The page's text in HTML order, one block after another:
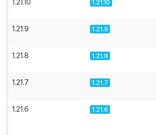
1.21.10 1.21.10
1.21.9 1.21.9
1.21.8 1.21.8
1.21.7 1.21.7
1.21.6 1.21.6